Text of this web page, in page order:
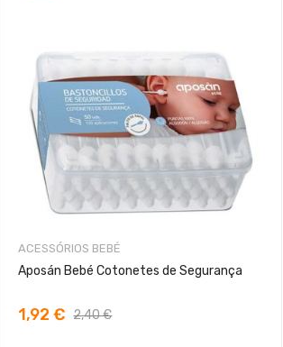
ACESSÓRIOS BEBÉ
Aposán Bebé Cotonetes de Segurança
1,92 € 2,40 €